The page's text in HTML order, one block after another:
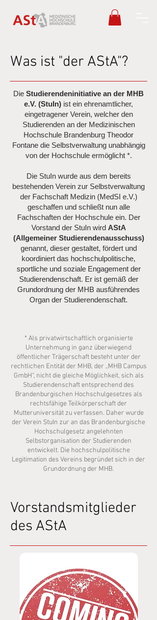
Was ist "der AStA"?
Die Studierendeninitiative an der MHB
e.V. (StuIn) ist ein ehrenamtlicher,
eingetragener Verein, welcher den
Studierenden an der Medizinischen
Hochschule Brandenburg Theodor
Fontane die Selbstverwaltung unabhängig
von der Hochschule ermöglicht *.
Die StuIn wurde aus dem bereits
bestehenden Verein zur Selbstverwaltung
der Fachschaft Medizin (MedSI e.V.)
geschaffen und schließt nun alle
Fachschaften der Hochschule ein. Der
Vorstand der StuIn wird AStA
(Allgemeiner Studierendenausschuss)
genannt, dieser gestaltet, fördert und
koordiniert das hochschulpolitische,
sportliche und soziale Engagement der
Studierendenschaft. Er ist gemäß der
Grundordnung der MHB ausführendes
Organ der Studierendenschaft.
* Als privatwirtschaftlich organisierte
Unternehmung in ganz überwiegend
öffentlicher Trägerschaft besteht unter der
rechtlichen Entität der MHB, der „MHB Campus
GmbH“, nicht die gleiche Möglichkeit, sich als
Studierendenschaft entsprechend des
Brandenburgischen Hochschulgesetzes als
rechtsfähige Teilkörperschaft der
Mutteruniversität zu verfassen. Daher wurde
der Verein StuIn zur an das Brandenburgische
Hochschulgesetz angelehnten
Selbstorganisation der Studierenden
entwickelt. Die hochschulpolitische
Legitimation des Vereins begründet sich in der
Grundordnung der MHB.
Vorstandsmitglieder
des AStA